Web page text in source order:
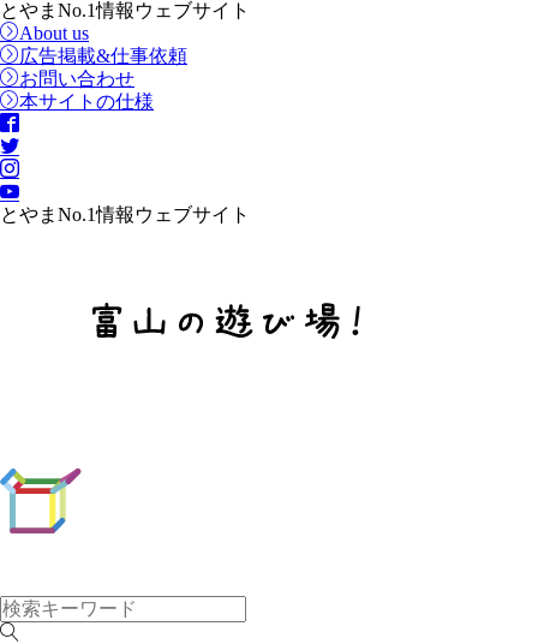
とやまNo.1情報ウェブサイト
About us
広告掲載&仕事依頼
お問い合わせ
本サイトの仕様
とやまNo.1情報ウェブサイト